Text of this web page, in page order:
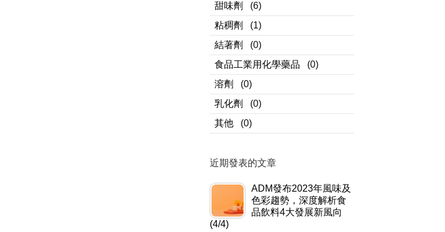
甜味劑
(6)
粘稠劑
(1)
結著劑
(0)
食品工業用化學藥品
(0)
溶劑
(0)
乳化劑
(0)
其他
(0)
近期發表的文章
ADM發布2023年風味及
色彩趨勢，深度解析食
品飲料4大發展新風向
(4/4)